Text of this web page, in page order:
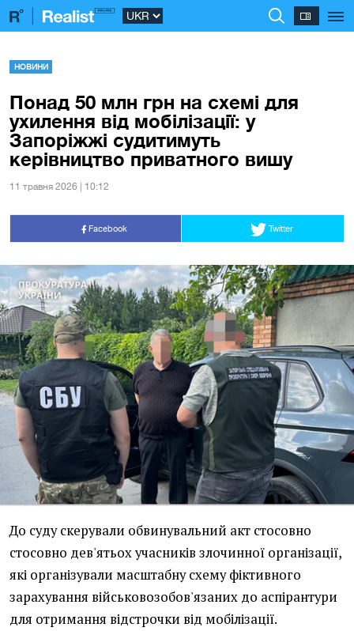
НОВИНИ
Понад 50 млн грн на схемі для
ухилення від мобілізації: у
Запоріжжі судитимуть
керівництво приватного вишу
11 травня 2026 | 10:12
Facebook Twitter
До суду скерували обвинувальний акт стосовно
стосовно дев'ятьох учасників злочинної організації,
які організували масштабну схему фіктивного
зарахування військовозобов'язаних до аспірантури
для отримання відстрочки від мобілізації.